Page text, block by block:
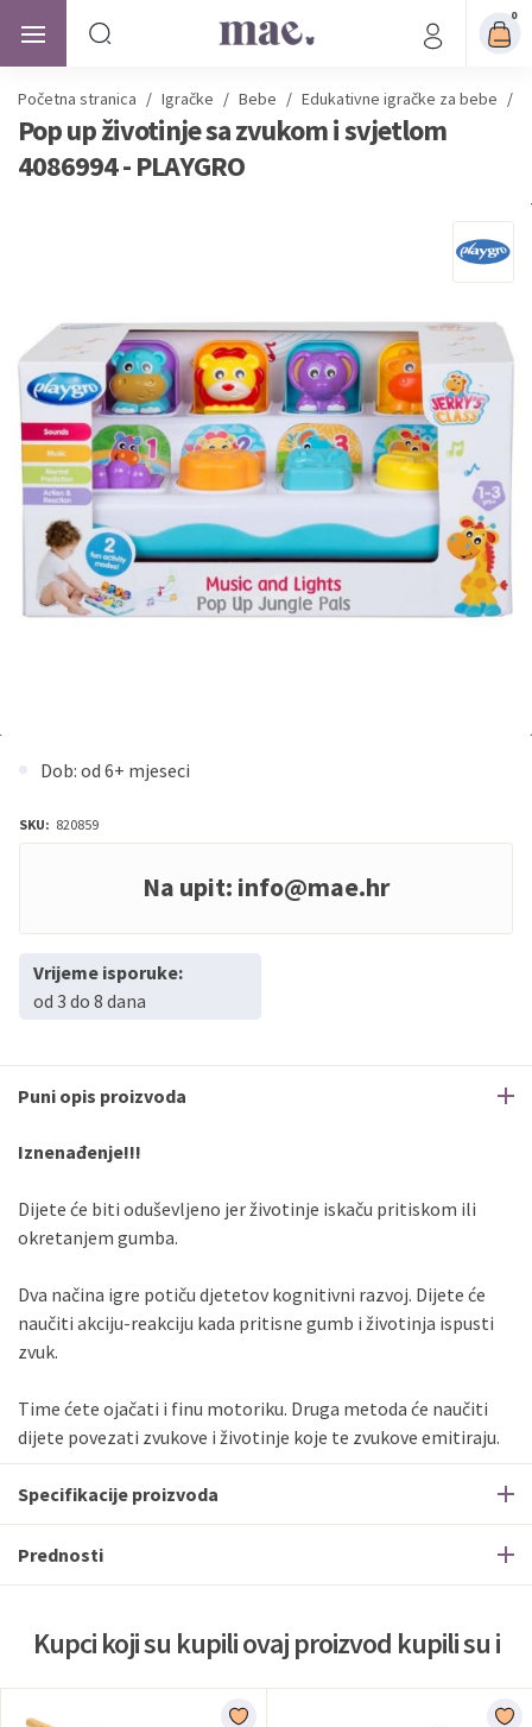
0
Početna stranica / Igračke / Bebe / Edukativne igračke za bebe /
Pop up životinje sa zvukom i svjetlom
4086994 - PLAYGRO
Dob: od 6+ mjeseci
SKU: 820859
Na upit: info@mae.hr
Vrijeme isporuke:
od 3 do 8 dana
Puni opis proizvoda
Iznenađenje!!!
Dijete će biti oduševljeno jer životinje iskaču pritiskom ili
okretanjem gumba.
Dva načina igre potiču djetetov kognitivni razvoj. Dijete će
naučiti akciju-reakciju kada pritisne gumb i životinja ispusti
zvuk.
Time ćete ojačati i finu motoriku. Druga metoda će naučiti
dijete povezati zvukove i životinje koje te zvukove emitiraju.
Specifikacije proizvoda
Prednosti
Kupci koji su kupili ovaj proizvod kupili su i